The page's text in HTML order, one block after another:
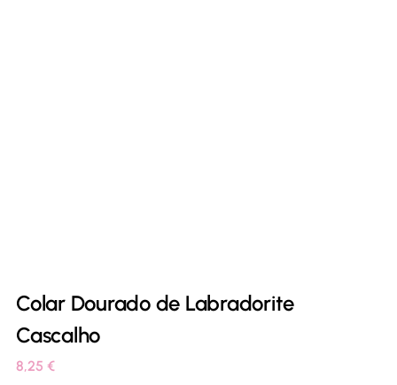
Colar Dourado de Labradorite
Cascalho
8,25 €